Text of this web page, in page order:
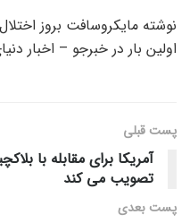
اولین بار در خبرجو – اخبار
پست قبلی
آمریکا برای مقابله با
تصویب می کند
پست‌ بعدی